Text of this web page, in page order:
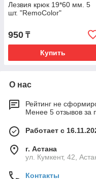
Лезвия крюк 19*60 мм. 5
шт. "RemoColor"
950 ₸
Купить
О нас
Рейтинг не
Менее 5 отзывов за
Работает с
г. Астана
ул. Кумкент, 42,
Контакты